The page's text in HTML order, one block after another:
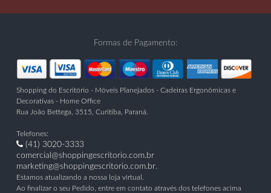
Formas de Pagamento:
Shopping do Escritório - Móveis Planejados - Cadeiras Ergonômicas e
Decorativas - Home Office
Rua João Bettega, 3515 Curitiba Paraná
Telefones:
(41) 3020-3333
comercial@shoppingescritorio.com.br
marketing@shoppingescritorio.com.br.
Estamos atualizando a nossa loja virtual.
Ao finalizar o seu Pedido, entre em contato através dos telefones acima